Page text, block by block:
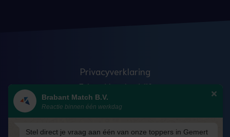
Privacyverklaring
Erkend leerbedrijf
Anti discriminatie
Veelgestelde vragen
Blog
Brabant Match B.V.
Reactie binnen één werkdag
Stel direct je vraag aan één van onze toppers in Gemert